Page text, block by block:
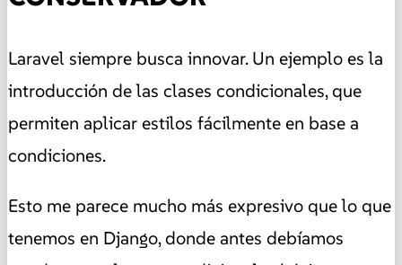
Laravel siempre busca innovar. Un ejemplo es la
introducción de las clases condicionales, que
permiten aplicar estilos fácilmente en base a
condiciones.
Esto me parece mucho más expresivo que lo que
tenemos en Django, donde antes debíamos